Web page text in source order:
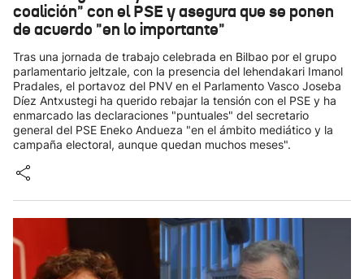
Eguraldia
coalición" con el PSE y asegura que se ponen
de acuerdo "en lo importante"
Tras una jornada de trabajo celebrada en Bilbao por el grupo
parlamentario jeltzale, con la presencia del lehendakari Imanol
Pradales, el portavoz del PNV en el Parlamento Vasco Joseba
Díez Antxustegi ha querido rebajar la tensión con el PSE y ha
enmarcado las declaraciones "puntuales" del secretario
general del PSE Eneko Andueza "en el ámbito mediático y la
campaña electoral, aunque quedan muchos meses".